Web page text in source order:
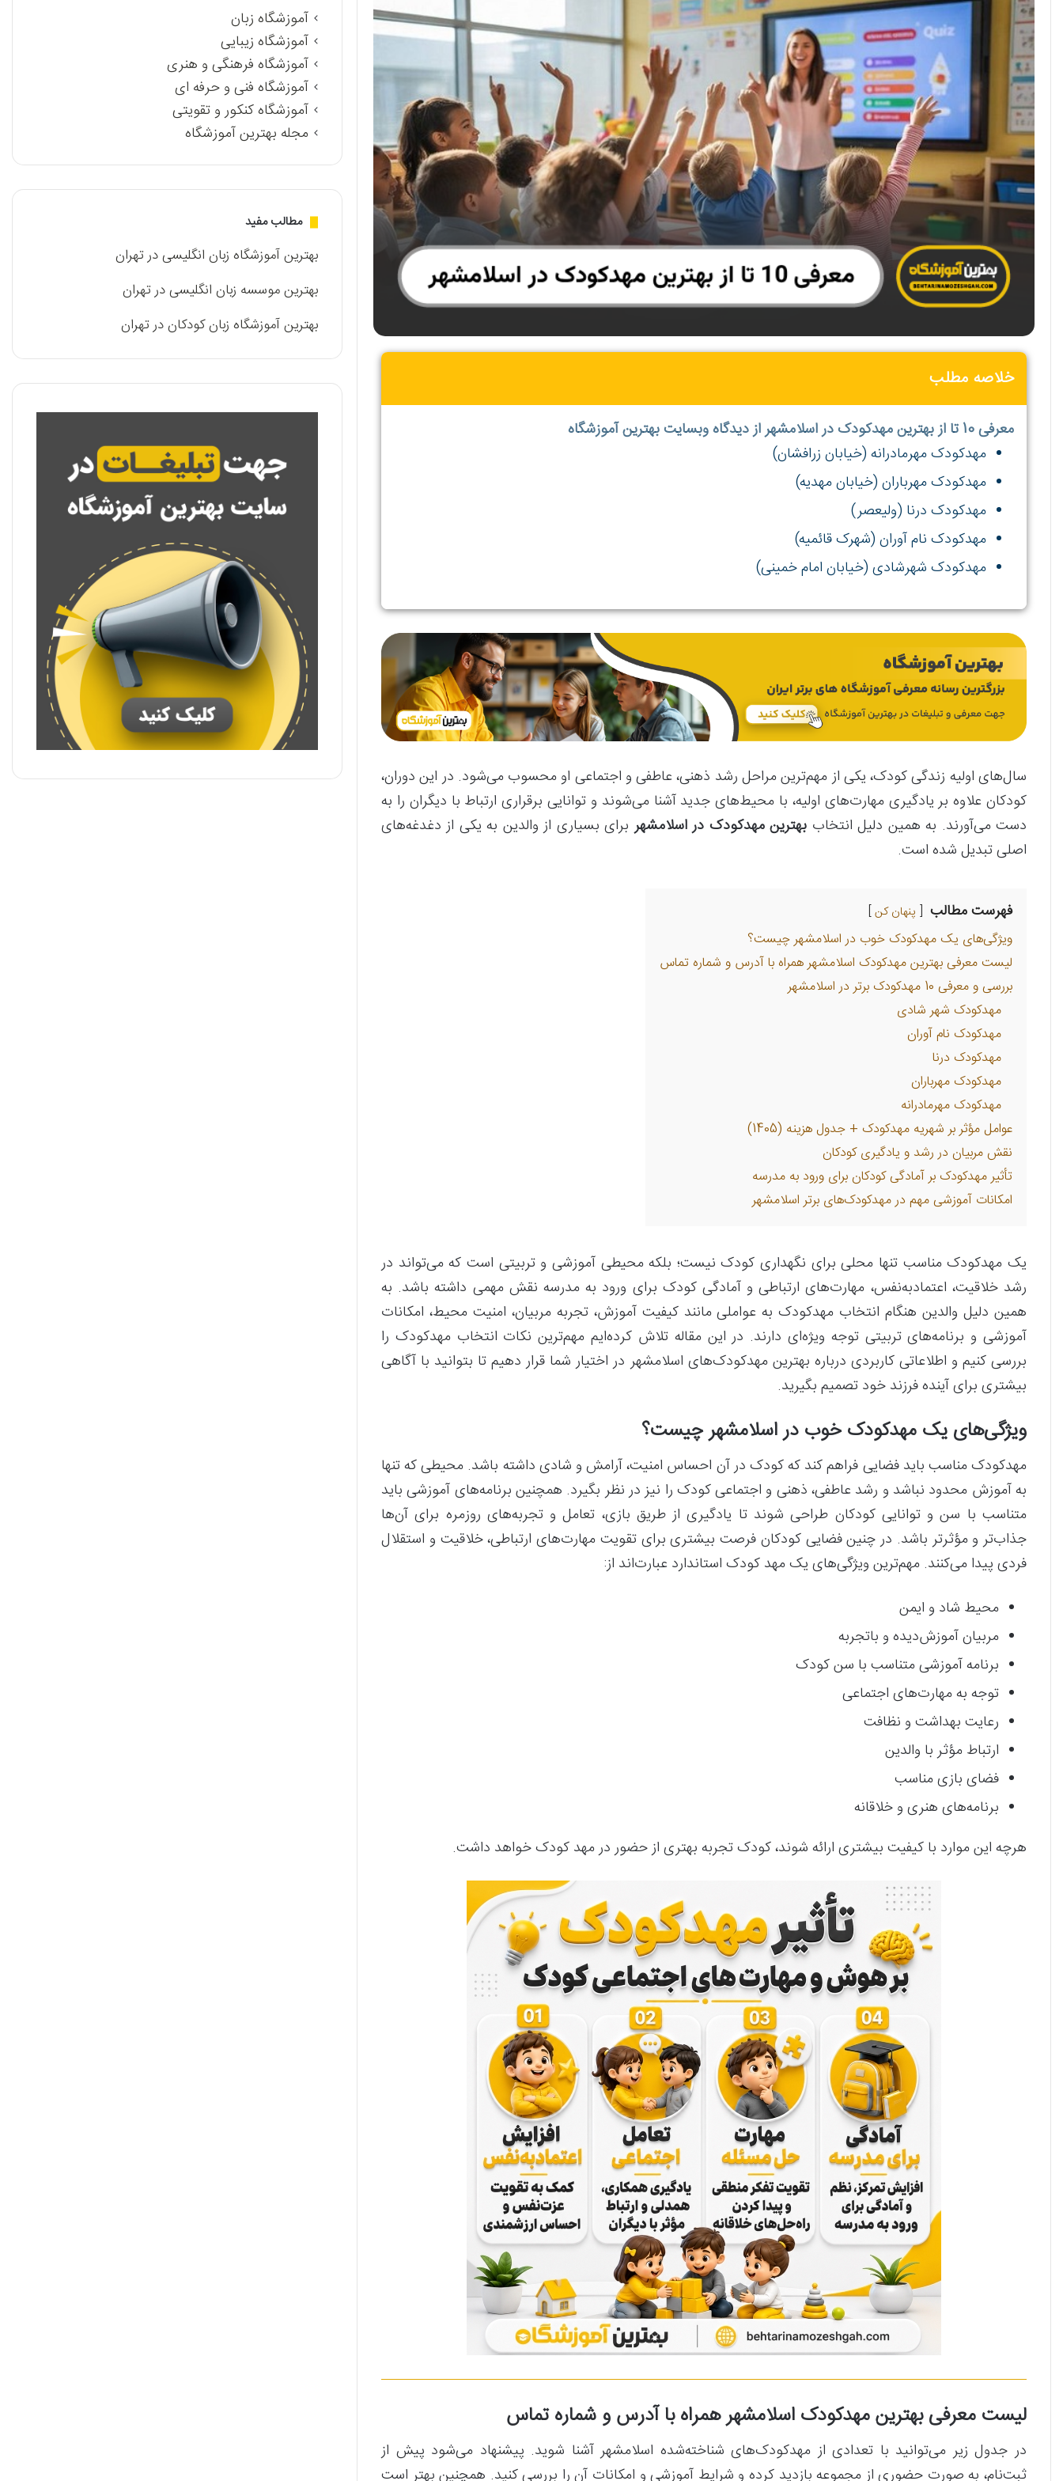
خلاصه مطلب
معرفی 10 تا از بهترین مهدکودک در اسلامشهر از دیدگاه وبسایت بهترین آموزشگاه
مهدکودک مهرمادرانه (خیابان زرافشان)
مهدکودک مهرباران (خیابان مهدیه)
مهدکودک درنا (ولیعصر)
مهدکودک نام آوران (شهرک قائمیه)
مهدکودک شهرشادی (خیابان امام خمینی)
سال‌های اولیه زندگی کودک، یکی از مهم‌ترین مراحل رشد ذهنی، عاطفی و اجتماعی او محسوب می‌شود. در این دوران،
کودکان علاوه بر یادگیری مهارت‌های اولیه، با محیط‌های جدید آشنا می‌شوند و توانایی برقراری ارتباط با دیگران را به
دست می‌آورند. به همین دلیل انتخاب بهترین مهدکودک در اسلامشهربرای بسیاری از والدین به یکی از دغدغه‌های
اصلی تبدیل شده است.
فهرست مطالب پنهان کن
ویژگی‌های یک مهدکودک خوب در اسلامشهر چیست؟
لیست معرفی بهترین مهدکودک‌ اسلامشهر همراه با آدرس و شماره تماس
بررسی و معرفی 10 مهدکودک برتر در اسلامشهر
مهدکودک شهر شادی
مهدکودک نام آوران
مهدکودک درنا
مهدکودک مهرباران
مهدکودک مهرمادرانه
عوامل مؤثر بر شهریه مهدکودک + جدول هزینه (1405)
نقش مربیان در رشد و یادگیری کودکان
تأثیر مهدکودک بر آمادگی کودکان برای ورود به مدرسه
امکانات آموزشی مهم در مهدکودک‌های برتر اسلامشهر
یک مهدکودک مناسب تنها محلی برای نگهداری کودک نیست؛ بلکه محیطی آموزشی و تربیتی است که می‌تواند در
رشد خلاقیت، اعتمادبه‌نفس، مهارت‌های ارتباطی و آمادگی کودک برای ورود به مدرسه نقش مهمی داشته باشد. به
همین دلیل والدین هنگام انتخاب مهدکودک به عواملی مانند کیفیت آموزش، تجربه مربیان، امنیت محیط، امکانات
آموزشی و برنامه‌های تربیتی توجه ویژه‌ای دارند. در این مقاله تلاش کرده‌ایم مهم‌ترین نکات انتخاب مهدکودک را
بررسی کنیم و اطلاعاتی کاربردی درباره بهترین مهدکودک‌های اسلامشهر در اختیار شما قرار دهیم تا بتوانید با آگاهی
بیشتری برای آینده فرزند خود تصمیم بگیرید.
ویژگی‌های یک مهدکودک خوب در اسلامشهر چیست؟
مهدکودک مناسب باید فضایی فراهم کند که کودک در آن احساس امنیت، آرامش و شادی داشته باشد. محیطی که تنها
به آموزش محدود نباشد و رشد عاطفی، ذهنی و اجتماعی کودک را نیز در نظر بگیرد. همچنین برنامه‌های آموزشی باید
متناسب با سن و توانایی کودکان طراحی شوند تا یادگیری از طریق بازی، تعامل و تجربه‌های روزمره برای آن‌ها
جذاب‌تر و مؤثرتر باشد. در چنین فضایی کودکان فرصت بیشتری برای تقویت مهارت‌های ارتباطی، خلاقیت و استقلال
فردی پیدا می‌کنند. مهم‌ترین ویژگی‌های یک مهد کودک استاندارد عبارت‌اند از:
محیط شاد و ایمن
مربیان آموزش‌دیده و باتجربه
برنامه آموزشی متناسب با سن کودک
توجه به مهارت‌های اجتماعی
رعایت بهداشت و نظافت
ارتباط مؤثر با والدین
فضای بازی مناسب
برنامه‌های هنری و خلاقانه
هرچه این موارد با کیفیت بیشتری ارائه شوند، کودک تجربه بهتری از حضور در مهد کودک خواهد داشت.
لیست معرفی بهترین مهدکودک‌ اسلامشهر همراه با آدرس و شماره تماس
در جدول زیر می‌توانید با تعدادی از مهدکودک‌های شناخته‌شده اسلامشهر آشنا شوید. پیشنهاد می‌شود پیش از
ثبت‌نام، به صورت حضوری از مجموعه بازدید کرده و شرایط آموزشی و امکانات آن را بررسی کنید. همچنین بهتر است
آموزشگاه زبان
آموزشگاه زیبایی
آموزشگاه فرهنگی و هنری
آموزشگاه فنی و حرفه ای
آموزشگاه کنکور و تقویتی
مجله بهترین آموزشگاه
مطالب مفید
بهترین آموزشگاه زبان انگلیسی در تهران
بهترین موسسه زبان انگلیسی در تهران
بهترین آموزشگاه زبان کودکان در تهران